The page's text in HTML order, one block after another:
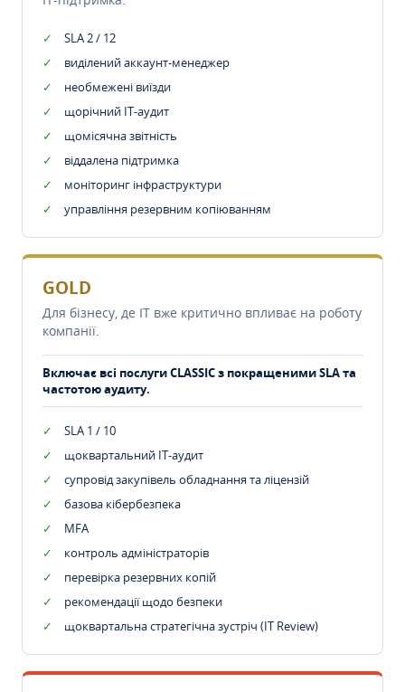
SLA 2 / 12
виділений аккаунт-менеджер
необмежені виїзди
щорічний IT-аудит
щомісячна звітність
віддалена підтримка
моніторинг інфраструктури
управління резервним копіюванням
GOLD
Для бізнесу, де IT вже критично впливає на роботу
компанії.
Включає всі послуги CLASSIC з покращеними SLA та
частотою аудиту.
SLA 1 / 10
щоквартальний IT-аудит
супровід закупівель обладнання та ліцензій
базова кібербезпека
MFA
контроль адміністраторів
перевірка резервних копій
рекомендації щодо безпеки
щоквартальна стратегічна зустріч (IT Review)